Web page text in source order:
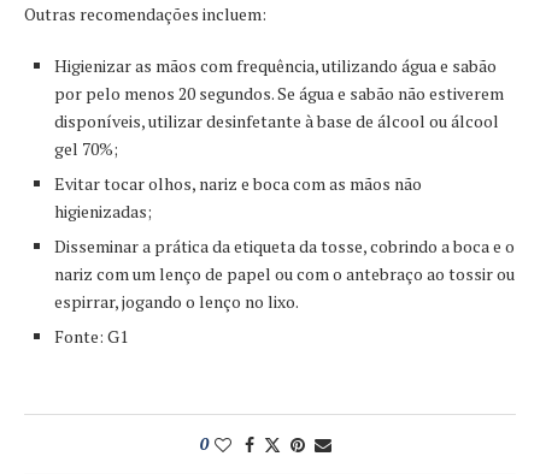
Outras recomendações incluem:
Higienizar as mãos com frequência, utilizando água e sabão
por pelo menos 20 segundos. Se água e sabão não estiverem
disponíveis, utilizar desinfetante à base de álcool ou álcool
gel 70%;
Evitar tocar olhos, nariz e boca com as mãos não
higienizadas;
Disseminar a prática da etiqueta da tosse, cobrindo a boca e o
nariz com um lenço de papel ou com o antebraço ao tossir ou
espirrar, jogando o lenço no lixo.
Fonte: G1
0